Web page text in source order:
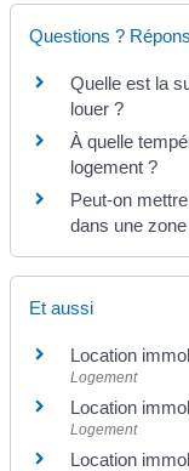
Questions ?
Quelle est la
louer ?
À quelle
logement ?
Peut-on
dans une
Et aussi
Location
Logement
Location
Logement
Location